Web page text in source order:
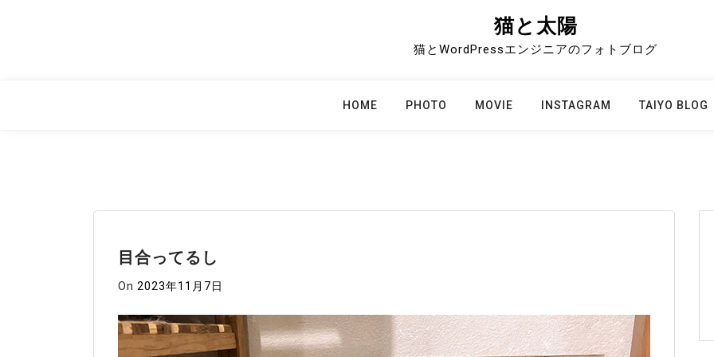
猫と太陽
猫とWordPressエンジニアのフォトブログ
HOME PHOTO MOVIE INSTAGRAM TAIYO BLOG
目合ってるし
On 2023年11月7日